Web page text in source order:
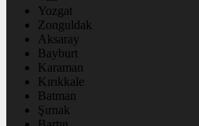
Yozgat
Zonguldak
Aksaray
Bayburt
Karaman
Kırıkkale
Batman
Şırnak